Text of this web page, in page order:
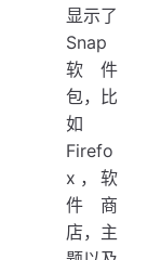
显示了
Snap
软件
包，比
如
Firefo
x，软
件商
店，主